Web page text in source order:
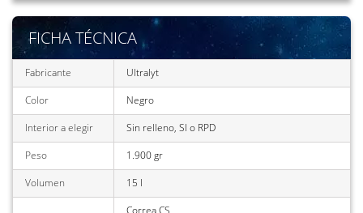
FICHA TÉCNICA
Fabricante
Ultralyt
Color
Negro
Interior a elegir
Sin relleno, SI o RPD
Peso
1.900 gr
Volumen
15 l
Correa CS